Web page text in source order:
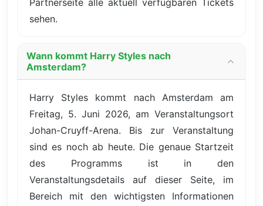
Partnerseite alle aktuell verfügbaren Tickets
sehen.
Wann kommt Harry Styles nach
Amsterdam?
Harry Styles kommt nach Amsterdam am
Freitag, 5. Juni 2026, am Veranstaltungsort
Johan-Cruyff-Arena. Bis zur Veranstaltung
sind es noch ab heute. Die genaue Startzeit
des Programms ist in den
Veranstaltungsdetails auf dieser Seite, im
Bereich mit den wichtigsten Informationen